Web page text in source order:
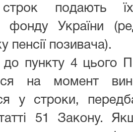
строк подають
фонду України
пенсії позивача).
до пункту 4 цього
на момент
у строки,
51 Закону.